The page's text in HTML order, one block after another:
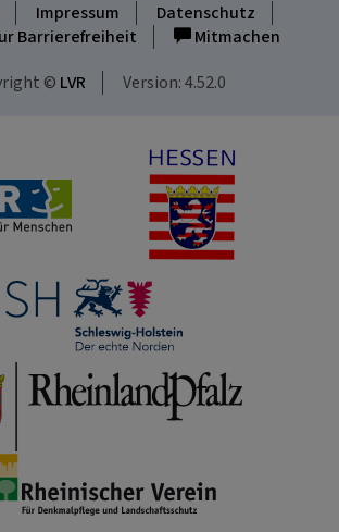
Impressum
Datenschutz
Barrierefreiheit
Mitmachen
© LVR Version: 4.52.0